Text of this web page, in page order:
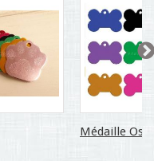
Médaille Os...